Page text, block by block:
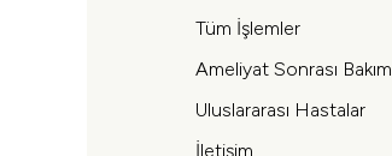
Tüm İşlemler
Ameliyat Sonrası Bakım
Uluslararası Hastalar
İletişim